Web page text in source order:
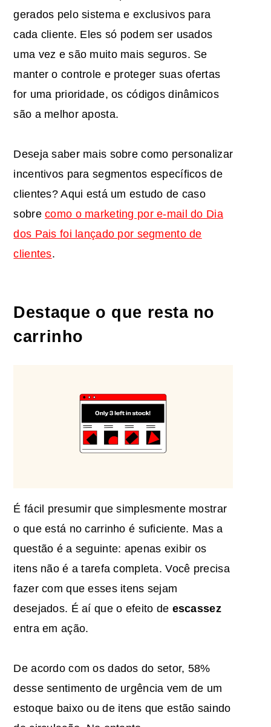
gerados pelo sistema e exclusivos para
cada cliente. Eles só podem ser usados
uma vez e são muito mais seguros. Se
manter o controle e proteger suas ofertas
for uma prioridade, os códigos dinâmicos
são a melhor aposta.
Deseja saber mais sobre como personalizar
incentivos para segmentos específicos de
clientes? Aqui está um estudo de caso
sobrecomo o marketing por e-mail do Dia
dos Pais foi lançado por segmento de
clientes.
Destaque o que resta no
carrinho
É fácil presumir que simplesmente mostrar
o que está no carrinho é suficiente. Mas a
questão é a seguinte: apenas exibir os
itens não é a tarefa completa. Você precisa
fazer com que esses itens sejam
desejados. É aí que o efeito de escassez
entra em ação.
De acordo com os dados do setor, 58%
desse sentimento de urgência vem de um
estoque baixo ou de itens que estão saindo